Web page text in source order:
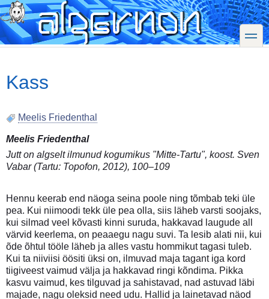
Skip
to
main
content
toggle
Kass
Meelis Friedenthal
Meelis Friedenthal
Jutt on algselt ilmunud kogumikus "Mitte-Tartu", koost. Sven
Vabar (Tartu: Topofon, 2012), 100–109
Hennu keerab end näoga seina poole ning tõmbab teki üle
pea. Kui niimoodi tekk üle pea olla, siis läheb varsti soojaks,
kui silmad veel kõvasti kinni suruda, hakkavad laugude all
värvid keerlema, on peaaegu nagu suvi. Ta lesib alati nii, kui
õde õhtul tööle läheb ja alles vastu hommikut tagasi tuleb.
Kui ta niiviisi öösiti üksi on, ilmuvad maja tagant iga kord
tiigiveest vaimud välja ja hakkavad ringi kõndima. Pikka
kasvu vaimud, kes tilguvad ja sahistavad, nad astuvad läbi
majade, nagu oleksid need udu. Hallid ja lainetavad näod